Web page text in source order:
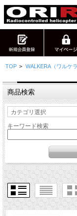
TOP > WALKERA（ワルケラ
商品検索
キーワード検索